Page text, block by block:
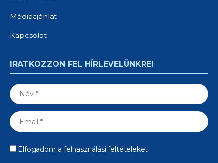
Médiaajánlat
Kapcsolat
IRATKOZZON FEL HÍRLEVELÜNKRE!
Elfogadom a felhasználási feltételeket